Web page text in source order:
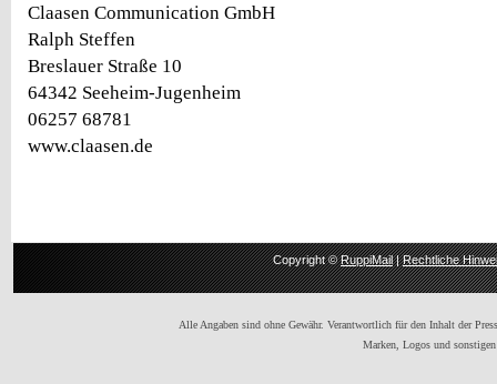
Claasen Communication GmbH
Ralph Steffen
Breslauer Straße 10
64342 Seeheim-Jugenheim
06257 68781
www.claasen.de
Copyright ©RuppiMail|Rechtliche
Alle Angaben sind ohne Gewähr. Verantwortlich für den Inhalt der
Marken, Logos und